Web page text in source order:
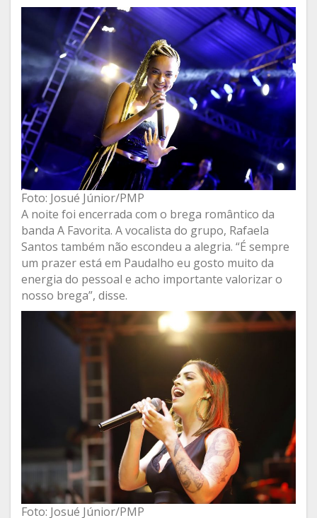
Foto: Josué Júnior/PMP
A noite foi encerrada com o brega romântico da
banda A Favorita. A vocalista do grupo, Rafaela
Santos também não escondeu a alegria. “É sempre
um prazer está em Paudalho eu gosto muito da
energia do pessoal e acho importante valorizar o
nosso brega”, disse.
Foto: Josué Júnior/PMP